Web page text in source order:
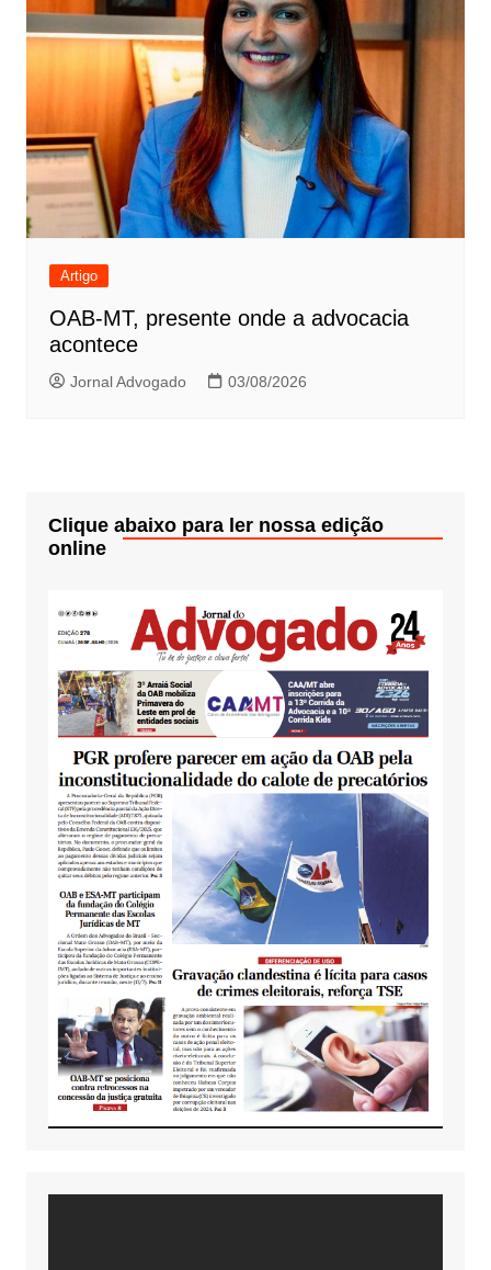
Artigo
OAB-MT, presente onde a advocacia
acontece
Jornal Advogado 03/08/2026
Clique abaixo para ler nossa edição
online